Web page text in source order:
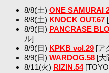
8/8(土) ONE SAMURAI
8/8(土) KNOCK OUT.67
8/9(日) PANCRASE
ル]
8/9(日) KPKB vol.29 [ア
8/9(日) WARDOG.58 [大
8/11(火) RIZIN.54